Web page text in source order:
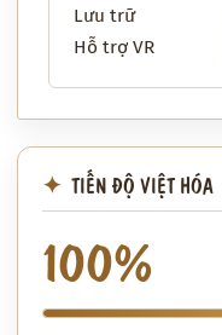
Lưu trữ
Hỗ trợ VR
TIẾN ĐỘ VIỆT HÓA
100%